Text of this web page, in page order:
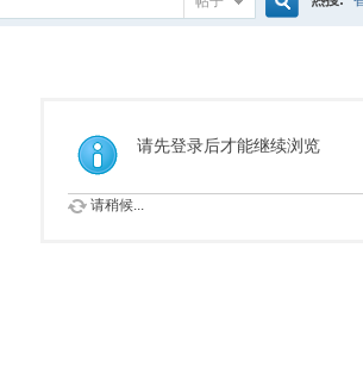
索
请先登录后才能继续浏览
请稍候...